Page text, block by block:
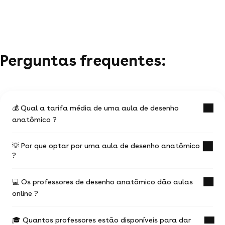
Perguntas frequentes:
💰 Qual a tarifa média de uma aula de desenho
anatômico ?
O preço em média de um aula de desenho
são eles :
💡 Por que optar por uma aula de desenho anatômico
?
Uma aula de desenho anatômico com um
professor qualificado é a ocasião de progredir
Você pode escolher e agendar suas aulas
💻 Os professores de desenho anatômico dão aulas
online ?
A maioria dos professores de desenho anatômico
🎓 Quantos professores estão disponíveis para dar